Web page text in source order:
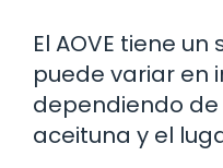
El AOVE tiene
puede variar en
dependiendo
aceituna y el